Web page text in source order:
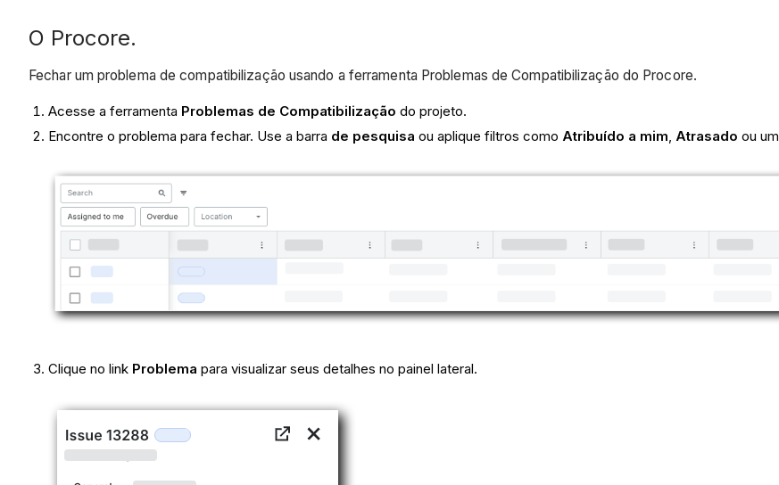
O Procore.
Fechar um problema de compatibilização usando a ferramenta Problemas de Compatibilização do Procore.
Acesse a ferramenta Problemas de Compatibilização do projeto.
Encontre o problema para fechar. Use a barra de pesquisa ou aplique filtros como Atribuído a mim, Atrasado ou um
Clique no link Problema para visualizar seus detalhes no painel lateral.